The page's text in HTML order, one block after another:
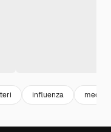
influenza medical